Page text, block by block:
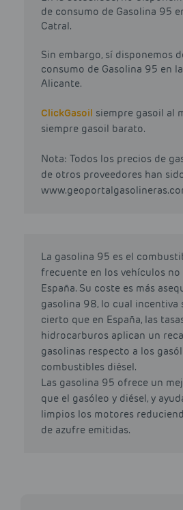
de consumo de Gasolina 95
Catral.
Sin embargo, sí disponemos
consumo de Gasolina 95 en
Alicante.
ClickGasoil siempre gasoil al
siempre gasoil barato.
Nota: Todos los precios de
de otros proveedores han
La gasolina 95 es el
frecuente en los vehículos no
España. Su coste es más
gasolina 98, lo cual incentiva
cierto que en España, las
hidrocarburos aplican un
gasolinas respecto a los
combustibles diésel.
Las gasolina 95 ofrece un
que el gasóleo y diésel, y
limpios los motores
de azufre emitidas.